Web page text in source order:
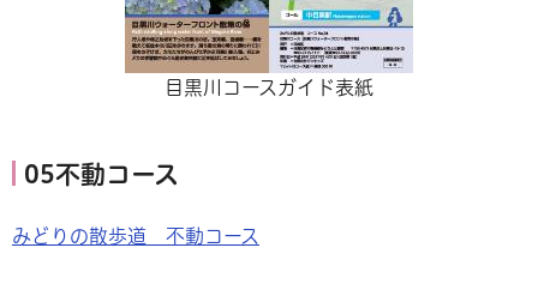
目黒川コースガイド表紙
05不動コース
みどりの散歩道 不動コース